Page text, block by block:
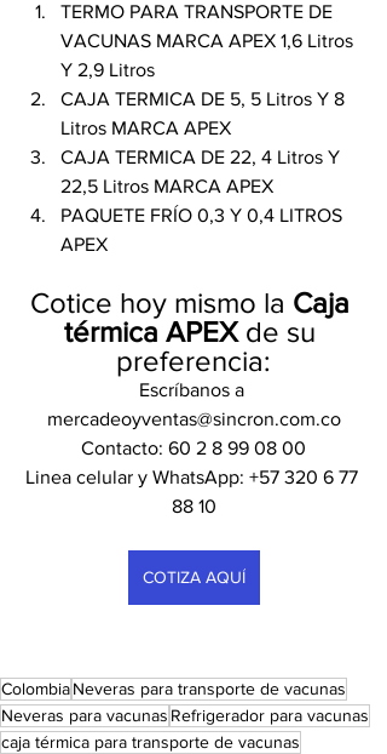
TERMO PARA TRANSPORTE DE
VACUNAS MARCA APEX 1,6 Litros
Y 2,9 Litros
CAJA TERMICA DE 5, 5 Litros Y 8
Litros MARCA APEX
CAJA TERMICA DE 22, 4 Litros Y
22,5 Litros MARCA APEX
PAQUETE FRÍO 0,3 Y 0,4 LITROS
APEX
Cotice hoy mismo la Caja
térmica APEX de su
preferencia:
Escríbanos a
mercadeoyventas@sincron.com.co
Contacto: 60 2 8 99 08 00
Linea celular y WhatsApp: +57 320 6 77
88 10
COTIZA AQUÍ
ColombiaNeveras para transporte de vacunas
Neveras para vacunas Refrigerador para vacunas
caja térmica para transporte de vacunas